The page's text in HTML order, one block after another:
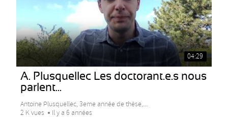
04:29
A. Plusquellec Les doctorant.e.s nous
parlent...
Antoine Plusquellec, 3eme année de thèse,...
2 K vues
Il y a 6 années